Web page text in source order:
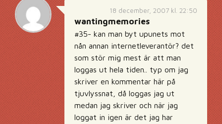
18 december, 2007 kl. 22:50
wantingmemories
#35- kan man byt upunets mot
nån annan internetleverantör? det
som stör mig mest är att man
loggas ut hela tiden.. typ om jag
skriver en kommentar här på
tjuvlyssnat, då loggas jag ut
medan jag skriver och när jag
loggat in igen är det jag har